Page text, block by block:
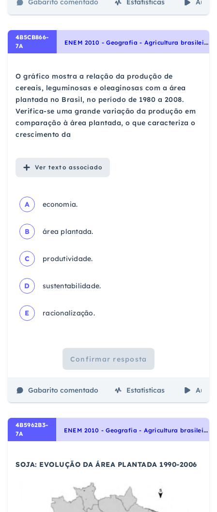
Gabarito comentado Estatísticas Aulas
4B5CB866-
7A
E
NEM 2010 - Geografia - Agricultura brasileira, Agropecuária
O gráfico mostra a relação da produção de
cereais, leguminosas e oleaginosas com a área
plantada no Brasil, no período de 1980 a 2008.
Verifica-se uma grande variação da produção em
comparação à área plantada, o que caracteriza o
crescimento da
Ver texto associado
A economia.
B área plantada.
C produtividade.
D sustentabilidade.
E racionalização.
Confirmar resposta
Gabarito comentado Estatísticas Aulas
4B5962B3-
7A
E
NEM 2010 - Geografia - Agricultura brasileira, Agropecuária
SOJA: EVOLUÇÃO DA ÁREA PLANTADA 1990-2006